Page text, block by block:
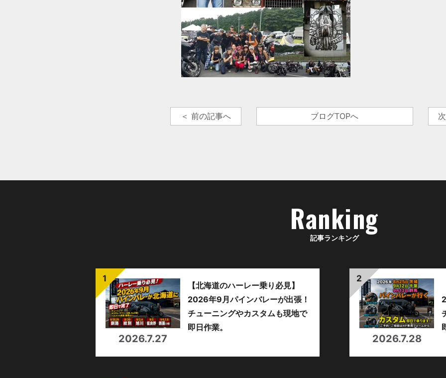
＜ 前の記事へ ブログTOPへ
Ranking
記事ランキング
2026.7.27
【北海道のハーレー乗り必見】
2026年9月パインバレーが出張！
チューニングやカスタムも現地で
即日作業。
2026.7.28